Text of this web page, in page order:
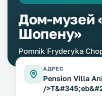
Дом-музей
Шопену»
Pomnik Fryderyka
АДРЕС
Pension Villa
/